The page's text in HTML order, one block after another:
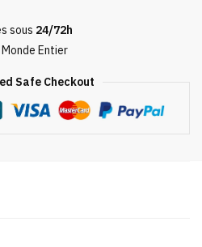
sous 24/72h
Entier
Safe Checkout